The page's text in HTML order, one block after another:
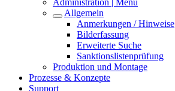
Administration | Menü
Allgemein
Anmerkungen / Hinweise
Bilderfassung
Erweiterte Suche
Sanktionslistenprüfung
Produktion und Montage
Prozesse & Konzepte
Support